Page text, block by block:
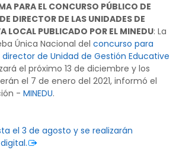
PARA EL CONCURSO PÚBLICO DE
DIRECTOR DE LAS UNIDADES DE
LOCAL PUBLICADO POR EL MINEDU: La
Única Nacional del concurso para
de Unidad de Gestión Educative
el próximo 13 de diciembre y los
el 7 de enero del 2021, informó el
- MINEDU.
el 3 de agosto y se realizarán